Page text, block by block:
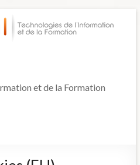
et de la Formation